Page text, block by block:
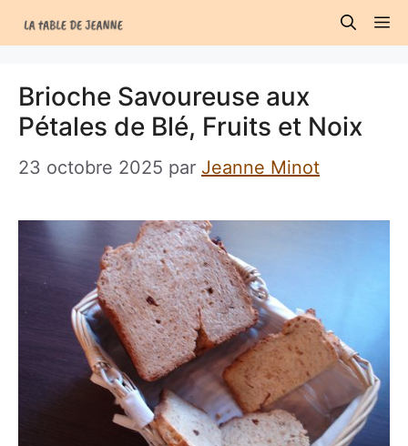
au
Brioche Savoureuse aux
Pétales de Blé, Fruits et Noix
23 octobre 2025 par Jeanne Minot